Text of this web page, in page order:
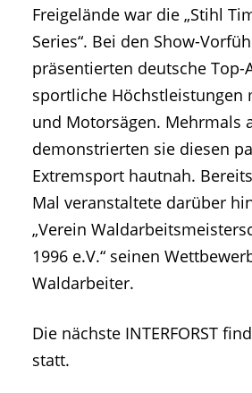
Freigelände war die „Stihl
Series“. Bei den Show-
präsentierten deutsche Top-
sportliche Höchstleistungen
und Motorsägen. Mehrmals
demonstrierten sie diesen
Extremsport hautnah.
Mal veranstaltete darüber
„Verein
1996 e.V.“ seinen
Waldarbeiter.
Die nächste INTERFORST
statt.